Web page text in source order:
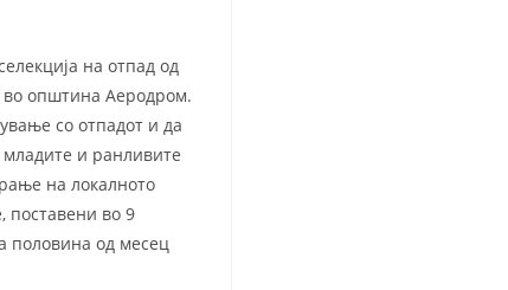
на отпад од
општина Аеродром.
со отпадот и да
младите и ранливите
на локалното
поставени во 9
половина од месец